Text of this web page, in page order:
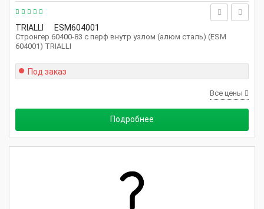
TRIALLI ESM604001
Стронгер 60400-83 с перф внутр узлом (алюм сталь) (ESM
604001) TRIALLI
Под заказ
Все цены
Подробнее